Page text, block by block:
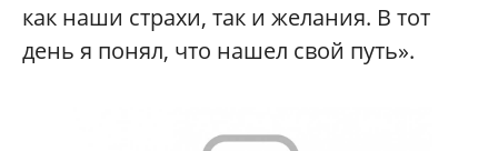
как наши страхи, так и желания. В тот
день я понял, что нашел свой путь».